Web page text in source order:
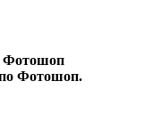
Фотошоп
Фотошоп.